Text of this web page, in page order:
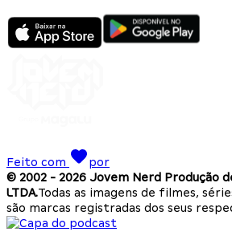
Feito com
por
© 2002 - 2026 Jovem Nerd Produção
LTDA.Todas as imagens de filmes,
são marcas registradas dos seus